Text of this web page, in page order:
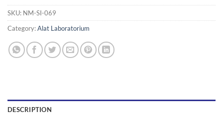
SKU: NM-SI-069
Category:Alat Laboratorium
DESCRIPTION